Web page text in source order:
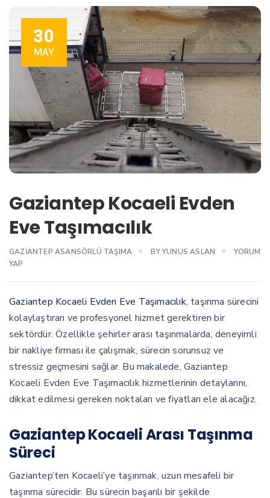
30
MAY
Gaziantep Kocaeli Evden
Eve Taşımacılık
GAZIANTEP ASANSÖRLÜ TAŞIMA BYYUNUS ASLAN
YORUM
YAP
Gaziantep Kocaeli Evden Eve Taşımacılık, taşınma sürecini
kolaylaştıran ve profesyonel hizmet gerektiren bir
sektördür. Özellikle şehirler arası taşınmalarda, deneyimli
bir nakliye firması ile çalışmak, sürecin sorunsuz ve
stressiz geçmesini sağlar. Bu makalede, Gaziantep
Kocaeli Evden Eve Taşımacılık hizmetlerinin detaylarını,
dikkat edilmesi gereken noktaları ve fiyatları ele alacağız.
Gaziantep Kocaeli Arası Taşınma
Süreci
Gaziantep’ten Kocaeli’ye taşınmak, uzun mesafeli bir
taşınma sürecidir. Bu sürecin başarılı bir şekilde